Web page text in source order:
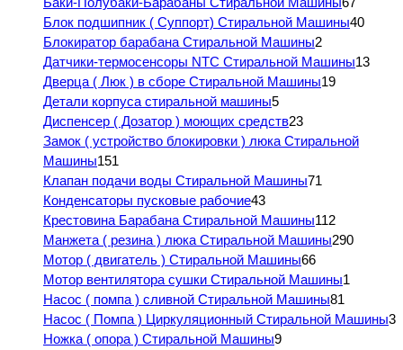
Блок подшипник ( Суппорт) Стиральной Машины40
Блокиратор барабана Стиральной Машины2
Датчики-термосенсоры NTC Стиральной Машины13
Дверца ( Люк ) в сборе Стиральной Машины19
Детали корпуса стиральной машины5
Диспенсер ( Дозатор ) моющих средств23
Замок ( устройство блокировки ) люка Стиральной
Машины151
Клапан подачи воды Стиральной Машины71
Конденсаторы пусковые рабочие43
Крестовина Барабана Стиральной Машины112
Манжета ( резина ) люка Стиральной Машины290
Мотор ( двигатель ) Стиральной Машины66
Мотор вентилятора сушки Стиральной Машины1
Насос ( помпа ) сливной Стиральной Машины81
Насос ( Помпа ) Циркуляционный Стиральной Машины3
Ножка ( опора ) Стиральной Машины9